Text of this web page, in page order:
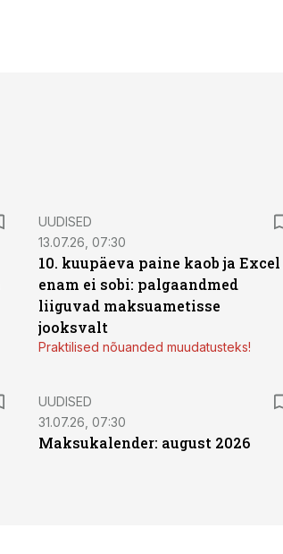
UUDISED
13.07.26, 07:30
10. kuupäeva paine kaob ja Excel
enam ei sobi: palgaandmed
liiguvad maksuametisse
jooksvalt
Praktilised nõuanded muudatusteks!
UUDISED
31.07.26, 07:30
Maksukalender: august 2026